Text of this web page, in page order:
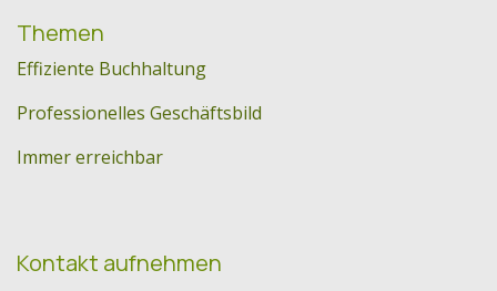
Themen
Effiziente Buchhaltung
Professionelles Geschäftsbild
Immer erreichbar
Kontakt aufnehmen